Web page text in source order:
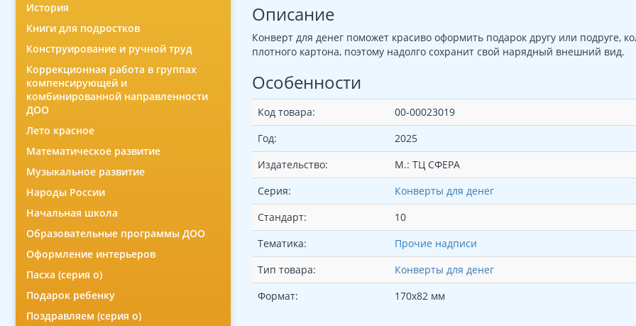
История
Книги для подростков
Конструирование и ручной труд
Коррекционная работа в группах
компенсирующей и
комбинированной направленности
ДОО
Лето красное
Математическое развитие
Музыкальное развитие
Народы России
Начальная школа
Образовательные программы ДОО
Оформление интерьеров
Пасха (серия о)
Подарок ребенку
Поздравляем (серия о)
Описание
Конверт для денег поможет красиво оформить подарок другу или подруге,
плотного картона, поэтому надолго сохранит свой нарядный внешний вид.
Особенности
Код товара:
00-00023019
Год:
2025
Издательство:
М.: ТЦ СФЕРА
Серия:
Конверты для денег
Стандарт:
10
Тематика:
Прочие надписи
Тип товара:
Конверты для денег
Формат:
170х82 мм